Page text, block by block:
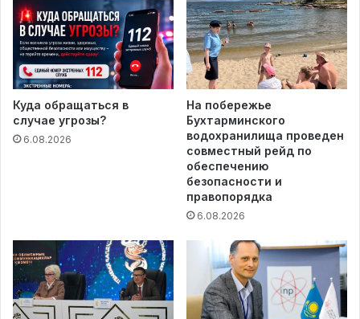
Куда обращаться в
случае угрозы?
6.08.2026
На побережье
Бухтарминского
водохранилища проведен
совместный рейд по
обеспечению
безопасности и
правопорядка
6.08.2026